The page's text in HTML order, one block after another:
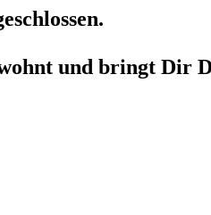
und bringt Dir